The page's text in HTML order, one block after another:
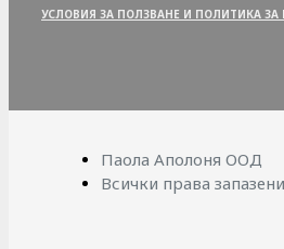
УСЛОВИЯ ЗА ПОЛЗВАНЕ И ПОЛИТИКА ЗА
Паола Аполоня ООД
Всички права